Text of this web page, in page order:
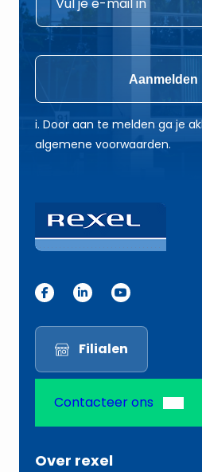
m
l
E
-
E
m
m
a
l
*
Aanmelden
i. Door aan te melden ga je
algemene voorwaarden.
Filialen
Contacteer ons
Over rexel